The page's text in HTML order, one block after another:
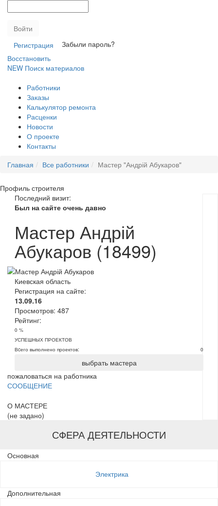
Войти
Регистрация
Забыли пароль?
Восстановить
NEW Поиск материалов
Работники
Заказы
Калькулятор ремонта
Расценки
Новости
О проекте
Контакты
Главная
Все работники Мастер "Андрій Абукаров"
Профиль строителя
Последний визит:
Был на сайте очень давно
Мастер Андрій
Абукаров (18499)
Киевская область
Регистрация на сайте:
13.09.16
Просмотров: 487
Рейтинг:
0 %
УСПЕШНЫХ ПРОЕКТОВ
Вcего выполнено проектов:
0
выбрать мастера
пожаловаться на работника
СООБЩЕНИЕ
О МАСТЕРЕ
(не задано)
СФЕРА ДЕЯТЕЛЬНОСТИ
Основная
Электрика
Дополнительная